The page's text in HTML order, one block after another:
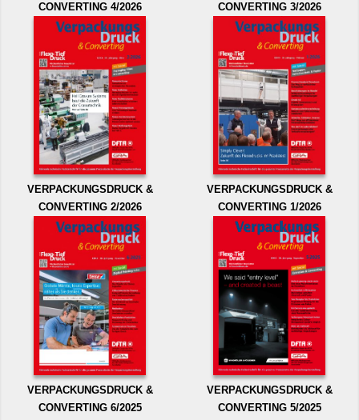
CONVERTING 4/2026
CONVERTING 3/2026
VERPACKUNGSDRUCK &
CONVERTING 2/2026
VERPACKUNGSDRUCK &
CONVERTING 1/2026
VERPACKUNGSDRUCK &
CONVERTING 6/2025
VERPACKUNGSDRUCK &
CONVERTING 5/2025